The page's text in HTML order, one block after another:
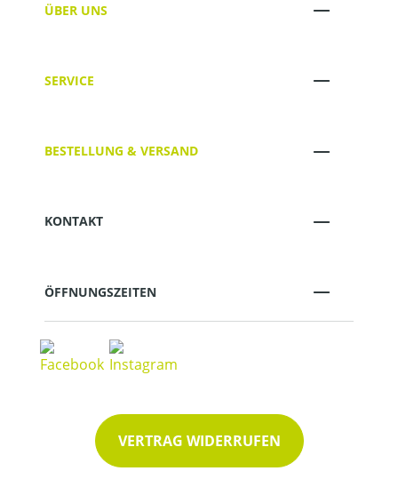
ÜBER UNS
SERVICE
BESTELLUNG & VERSAND
KONTAKT
ÖFFNUNGSZEITEN
VERTRAG WIDERRUFEN